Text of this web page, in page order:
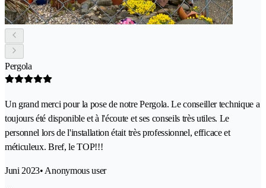
Pergola
Un grand merci pour la pose de notre Pergola. Le conseiller technique a
toujours été disponible et à l'écoute et ses conseils très utiles. Le
personnel lors de l'installation était très professionnel, efficace et
méticuleux. Bref, le TOP!!!
Juni 2023• Anonymous user